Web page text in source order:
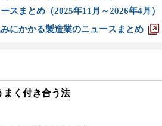
スまとめ（2025年11月～2026年4月）
にかかる製造業のニュースまとめ
まく付き合う法